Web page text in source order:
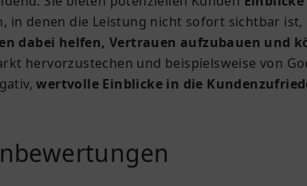
in denen die Leistung nicht sofort sichtbar
dabei helfen, Vertrauen aufzubauen und
hervorzustechen und beispielsweise von
wertvolle Einblicke in die